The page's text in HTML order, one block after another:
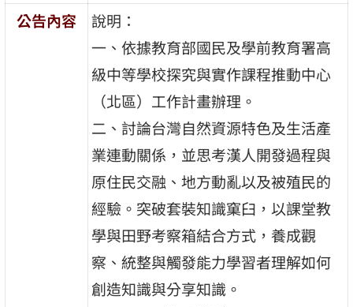
公告內容
說明：
一、依據教育部國民及學前教育署高
級中等學校探究與實作課程推動中心
（北區）工作計畫辦理。
二、討論台灣自然資源特色及生活產
業連動關係，並思考漢人開發過程與
原住民交融、地方動亂以及被殖民的
經驗。突破套裝知識窠臼，以課堂教
學與田野考察箱結合方式，養成觀
察、統整與觸發能力學習者理解如何
創造知識與分享知識。